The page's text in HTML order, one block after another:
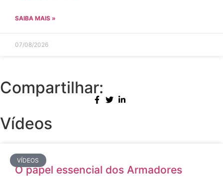
SAIBA MAIS »
07/08/2026
Compartilhar:
Vídeos
VÍDEOS
O papel essencial dos Armadores